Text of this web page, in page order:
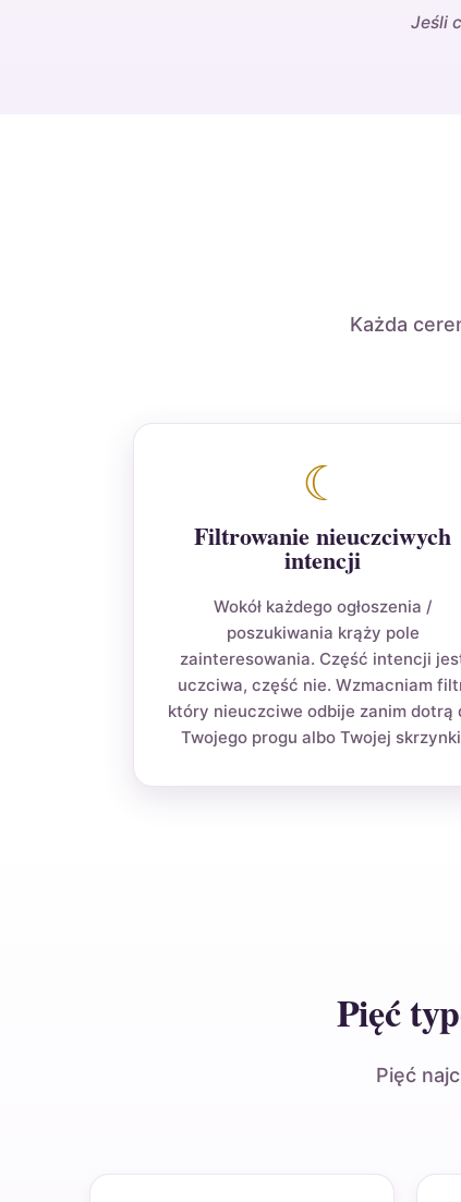
Jeśli
Każda
☾
Filtrowanie nieuczciwych
intencji
Wokół każdego ogłoszenia /
poszukiwania krąży pole
zainteresowania. Część intencji
uczciwa, część nie. Wzmacniam
który nieuczciwe odbije zanim dotrą
Twojego progu albo Twojej
Pięć
Pięć